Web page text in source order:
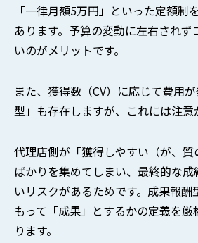
「一律月額5万円」といった定額制
あります。予算の変動に左右されず
いのがメリットです。
また、獲得数（CV）に応じて費用
型」も存在しますが、これには注意
代理店側が「獲得しやすい（が、質
ばかりを集めてしまい、最終的な
いリスクがあるためです。成果報酬
もって「成果」とするかの定義を
ります。